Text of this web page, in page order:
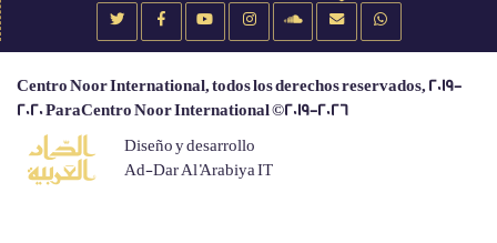
Centro Noor International, todos los derechos reservados, 2019-
2020 ParaCentro Noor International ©2019-2026
Diseño y desarrollo
Ad-Dar Al 'Arabiya IT